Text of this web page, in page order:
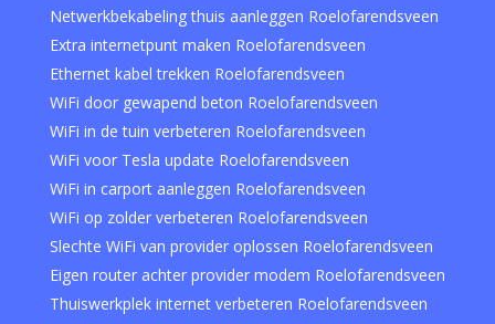
Netwerkbekabeling thuis aanleggen Roelofarendsveen
Extra internetpunt maken Roelofarendsveen
Ethernet kabel trekken Roelofarendsveen
WiFi door gewapend beton Roelofarendsveen
WiFi in de tuin verbeteren Roelofarendsveen
WiFi voor Tesla update Roelofarendsveen
WiFi in carport aanleggen Roelofarendsveen
WiFi op zolder verbeteren Roelofarendsveen
Slechte WiFi van provider oplossen Roelofarendsveen
Eigen router achter provider modem Roelofarendsveen
Thuiswerkplek internet verbeteren Roelofarendsveen